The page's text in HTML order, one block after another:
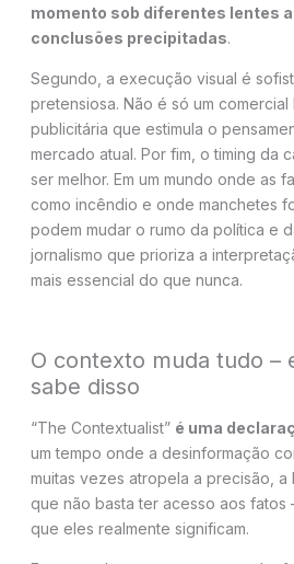
momento sob diferentes lentes
conclusões precipitadas.
Segundo, a execução visual é
pretensiosa. Não é só um
publicitária que estimula o
mercado atual. Por fim, o timing da
ser melhor. Em um mundo onde as
como incêndio e onde manchetes
podem mudar o rumo da política e
jornalismo que prioriza a
mais essencial do que nunca.
O contexto muda tudo –
sabe disso
“The Contextualist” é uma
um tempo onde a desinformação
muitas vezes atropela a precisão, a
que não basta ter acesso aos fatos
que eles realmente significam.